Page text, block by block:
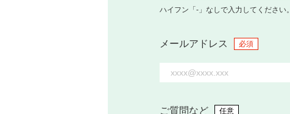
ハイフン「-」なしで入力してください。
メールアドレス 必須
ご質問など 任意